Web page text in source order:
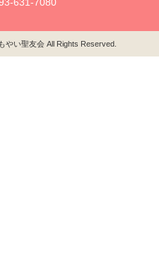
631-7080
やい聖友会 All Rights Reserved.